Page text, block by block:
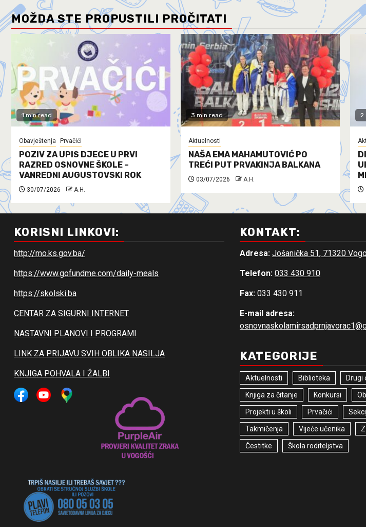
MOŽDA STE PROPUSTILI PROČITATI
1 min read
Obavještenja Prvačići
POZIV ZA UPIS DJECE U PRVI
RAZRED OSNOVNE ŠKOLE –
VANREDNI AUGUSTOVSKI ROK
30/07/2026 A.H.
3 min read
Aktuelnosti
NAŠA EMA MAHAMUTOVIĆ PO
TREĆI PUT PRVAKINJA BALKANA
03/07/2026 A.H.
2
KORISNI LINKOVI:
http://mo.ks.gov.ba/
https://www.gofundme.com/daily-meals
https://skolski.ba
CENTAR ZA SIGURNI INTERNET
NASTAVNI PLANOVI I PROGRAMI
LINK ZA PRIJAVU SVIH OBLIKA NASILJA
KNJIGA POHVALA I ŽALBI
KONTAKT:
Adresa: Jošanička 51, 71320
Telefon: 033 430 910
Fax: 033 430 911
E-mail adresa:
KATEGORIJE
Aktuelnosti Biblioteka Drugi
Knjiga za čitanje Konkursi
Projekti u školi Prvačići
Takmičenja Vijeće učenika
Čestitke Škola roditeljstva